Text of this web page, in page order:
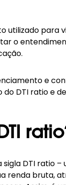
para
o
e
DTI ratio e
DTI ratio
renda bruta,